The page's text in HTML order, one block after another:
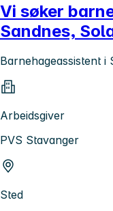
Vi søker
Sandnes,
Barnehageassistent i
Arbeidsgiver
PVS Stavanger
Sted